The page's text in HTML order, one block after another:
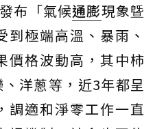
布「氣候通膨現象曁
到極端高溫、暴雨、
價格波動高，其中柿
洋蔥等，近3年都呈
調適和淨零工作一直